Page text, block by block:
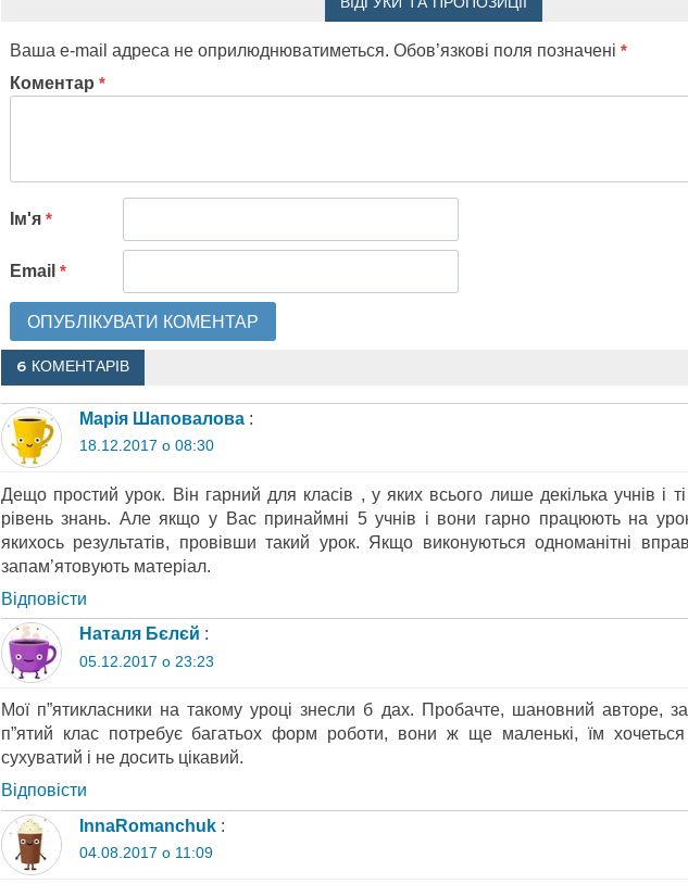
Ваша e-mail адреса не оприлюднюватиметься. Обов’язкові поля позначені *
Коментар *
Ім'я *
Email *
6 КОМЕНТАРІВ
Марія Шаповалова :
18.12.2017 о 08:30
Дещо простий урок. Він гарний для класів , у яких всього лише декілька учнів і
рівень знань. Але якщо у Вас принаймні 5 учнів і вони гарно працюють на
якихось результатів, провівши такий урок. Якщо виконуються одноманітні
запам’ятовують матеріал.
Відповіcти
Наталя Бєлєй :
05.12.2017 о 23:23
Мої п”ятикласники на такому уроці знесли б дах. Пробачте, шановний авторе,
п”ятий клас потребує багатьох форм роботи, вони ж ще маленькі, їм
сухуватий і не досить цікавий.
Відповіcти
InnaRomanchuk :
04.08.2017 о 11:09